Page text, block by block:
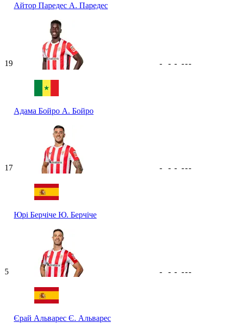
Айтор Паредес А. Паредес
19
Адама Бойро А. Бойро
- - - ---
17
Юрі Берчіче Ю. Берчіче
- - - ---
5
Єрай Альварес Є. Альварес
- - - ---